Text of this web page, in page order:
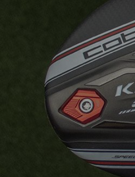
FAIRWAY WOODS フェアウェイ
ハイブリッド
アイアン
WEDGES ウェッジ
PUTTERS パター
その他
Editor’s Picks 編集部のおすすめ
私たちのチーム